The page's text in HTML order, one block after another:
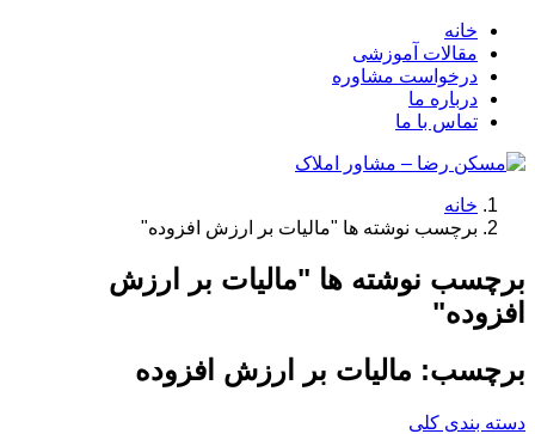
خانه
مقالات آموزشی
درخواست مشاوره
درباره ما
تماس با ما
خانه
برچسب نوشته ها "مالیات بر ارزش افزوده"
برچسب نوشته ها "مالیات بر ارزش
افزوده"
برچسب: مالیات بر ارزش افزوده
دسته بندی کلی